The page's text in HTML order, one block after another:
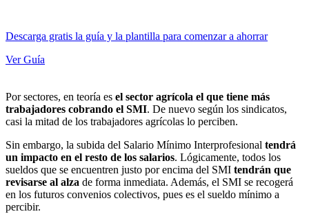
Descarga gratis la guía y la plantilla para comenzar a ahorrar
Ver Guía
Por sectores, en teoría es el sector agrícola el que tiene más
trabajadores cobrando el SMI. De nuevo según los sindicatos,
casi la mitad de los trabajadores agrícolas lo perciben.
Sin embargo, la subida del Salario Mínimo Interprofesional tendrá
un impacto en el resto de los salarios. Lógicamente, todos los
sueldos que se encuentren justo por encima del SMI tendrán que
revisarse al alza de forma inmediata. Además, el SMI se recogerá
en los futuros convenios colectivos, pues es el sueldo mínimo a
percibir.